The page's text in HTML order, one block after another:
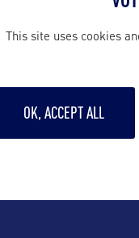
This site uses cookies
OK, ACCEPT ALL